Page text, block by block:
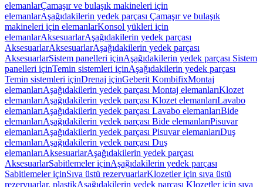
elemanlarÇamaşır ve bulaşık makineleri için
elemanlarAşağıdakilerin yedek parçası Çamaşır ve bulaşık
makineleri için elemanlarKonsol yükleri için
elemanlarAksesuarlarAşağıdakilerin yedek parçası
AksesuarlarAksesuarlarAşağıdakilerin yedek parçası
AksesuarlarSistem panelleri içinAşağıdakilerin yedek parçası Sistem
panelleri içinTemin sistemleri içinAşağıdakilerin yedek parçası
Temin sistemleri içinDrenaj içinGeberit KombifixMontaj
elemanlarıAşağıdakilerin yedek parçası Montaj elemanlarıKlozet
elemanlarıAşağıdakilerin yedek parçası Klozet elemanlarıLavabo
elemanlarıAşağıdakilerin yedek parçası Lavabo elemanlarıBide
elemanlarıAşağıdakilerin yedek parçası Bide elemanlarıPisuvar
elemanlarıAşağıdakilerin yedek parçası Pisuvar elemanlarıDuş
elemanlarıAşağıdakilerin yedek parçası Duş
elemanlarıAksesuarlarAşağıdakilerin yedek parçası
AksesuarlarSabitlemeler içinAşağıdakilerin yedek parçası
Sabitlemeler içinSıva üstü rezervuarlarKlozetler için sıva üstü
rezervuarlar, plastikAşağıdakilerin yedek parçası Klozetler için sıva